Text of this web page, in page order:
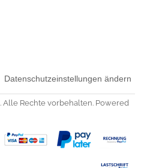
Datenschutzeinstellungen ändern
. Alle Rechte vorbehalten. Powered